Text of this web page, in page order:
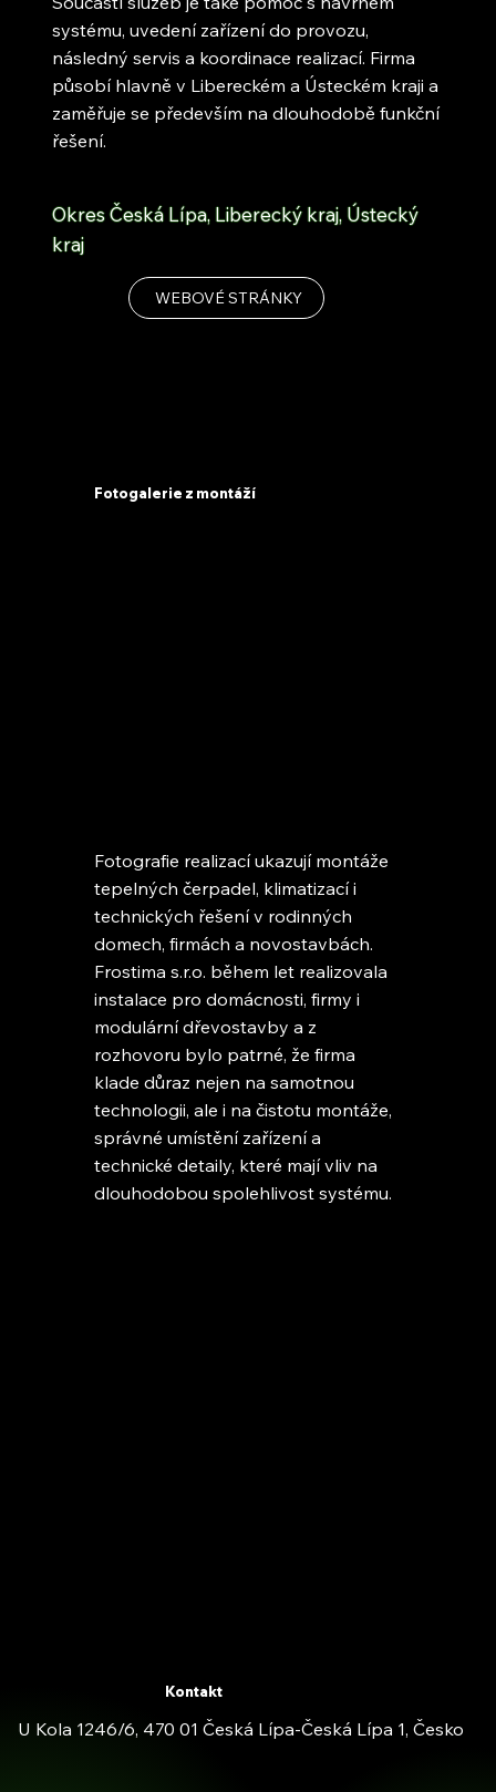
systému, uvedení zařízení do provozu,
následný servis a koordinace realizací. Firma
působí hlavně v Libereckém a Ústeckém kraji a
zaměřuje se především na dlouhodobě funkční
řešení.
Okres Česká Lípa, Liberecký kraj, Ústecký
kraj
WEBOVÉ STRÁNKY
Kontakt
U Kola 1246/6, 470 01 Česká Lípa-Česká Lípa 1, Česko
Fotogalerie z montáží
Fotografie realizací ukazují montáže
tepelných čerpadel, klimatizací i
technických řešení v rodinných
domech, firmách a novostavbách.
Frostima s.r.o. během let realizovala
instalace pro domácnosti, firmy i
modulární dřevostavby a z
rozhovoru bylo patrné, že firma
klade důraz nejen na samotnou
technologii, ale i na čistotu montáže,
správné umístění zařízení a
technické detaily, které mají vliv na
dlouhodobou spolehlivost systému.